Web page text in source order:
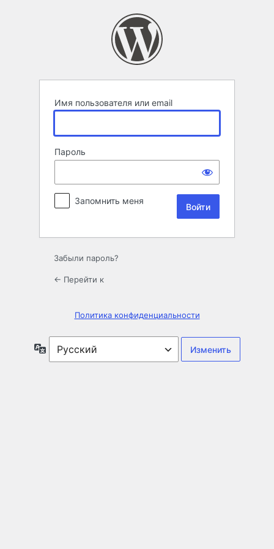
Имя пользователя или email
Пароль
Запомнить меня
Забыли пароль?
← Перейти к
Политика конфиденциальности
Язык